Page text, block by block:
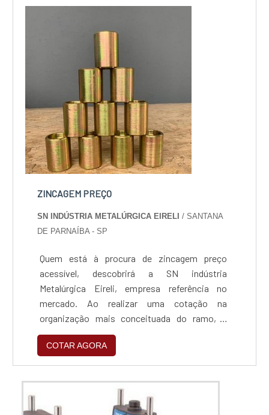
custo-benefício e um design completo de
ZINCAGEM PREÇO
SN INDÚSTRIA METALÚRGICA EIRELI/ SANTANA
DE PARNAÍBA - SP
Quem está à procura de zincagem preço
acessível, descobrirá a SN indústria
Metalúrgica Eireli, empresa referência no
mercado. Ao realizar uma cotação na
organização mais conceituada do ramo, o
cliente contará com serviços de excelência e o
suporte de especialistas para sanar eventuais
dúvidas.ZINCAGEM PREÇO JUSTO E
ACESSÍVELQuem procura por zincagem preço
acessível em uma empresa que preza pela
segurança, encontra na internet a SN indús...
COTAR AGORA